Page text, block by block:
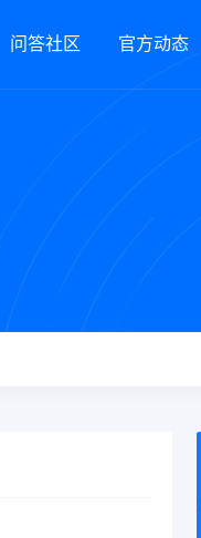
问答社区 官方动态